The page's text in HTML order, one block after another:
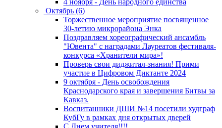
Октябрь (6)
Торжественное мероприятие посвященное
30-летию микрорайона Энка
Поздравляем хореографический ансамбль
"Ювента" с наградами Лауреатов фестиваля-
конкурса «Хранители мира»!
Проверь свои диджитал-знания! Прими
участие в Цифровом Диктанте 2024
9 октября - День освобождения
Краснодарского края и завершения Битвы за
Кавказ.
Воспитанники ДШИ №14 посетили худграф
КубГу в рамках дня открытых дверей
С Днем учителя!!!!